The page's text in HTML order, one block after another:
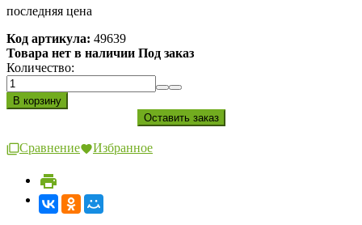
последняя цена
Код артикула: 49639
Товара нет в наличии Под заказ
Количество:
Сравнение Избранное